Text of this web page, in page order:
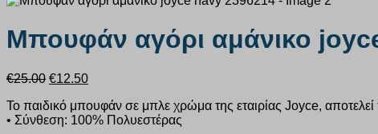
Μπουφάν αγόρι αμάνικο
€25.00 Original
was:
€25.00.
€12.50Η
τιμή
είναι:
Το παιδικό μπουφάν σε μπλε χρώμα της εταιρίας Joyce, αποτελεί
• Σύνθεση: 100% Πολυεστέρας